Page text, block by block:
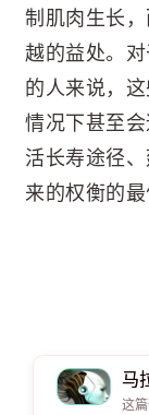
制肌肉生长
越的益处。
的人来说，
情况下甚至
活长寿途径
来的权衡的最
马
这